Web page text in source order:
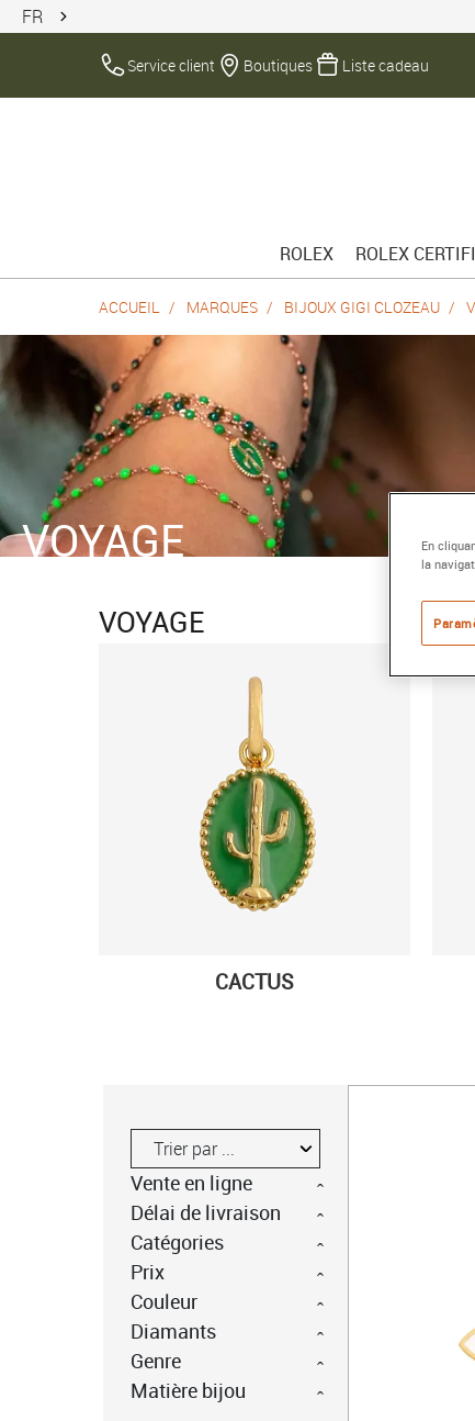
FR
Service client Boutiques Liste cadeau
ROLEX ROLEX
ACCUEIL MARQUES BIJOUX GIGI CLOZEAU
VOYAGE
VOYAGE
CACTUS
Vente en ligne
Délai de livraison
Catégories
Prix
Couleur
Diamants
Genre
Matière bijou
En
la